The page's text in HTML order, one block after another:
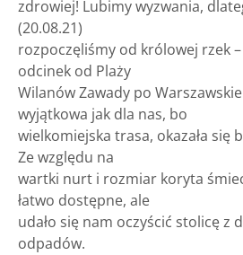
zdrowiej! Lubimy wyzwania,
(20.08.21)
rozpoczęliśmy od królowej rzek –
odcinek od Plaży
Wilanów Zawady po
wyjątkowa jak dla nas, bo
wielkomiejska trasa, okazała się
Ze względu na
wartki nurt i rozmiar koryta
łatwo dostępne, ale
udało się nam oczyścić stolicę z
odpadów.